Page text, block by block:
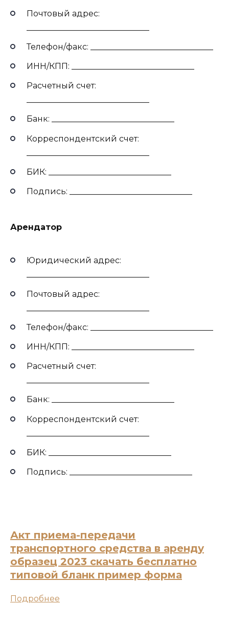
Почтовый адрес:
Телефон/факс: ______________________________
ИНН/КПП: ______________________________
Расчетный счет:
Банк: ______________________________
Корреспондентский счет:
БИК: ______________________________
Подпись: ______________________________
Арендатор
Юридический адрес:
Почтовый адрес:
Телефон/факс: ______________________________
ИНН/КПП: ______________________________
Расчетный счет:
Банк: ______________________________
Корреспондентский счет:
БИК: ______________________________
Подпись: ______________________________
Акт приема-передачи
транспортного средства в аренду
образец 2023 скачать бесплатно
типовой бланк пример форма
Подробнее